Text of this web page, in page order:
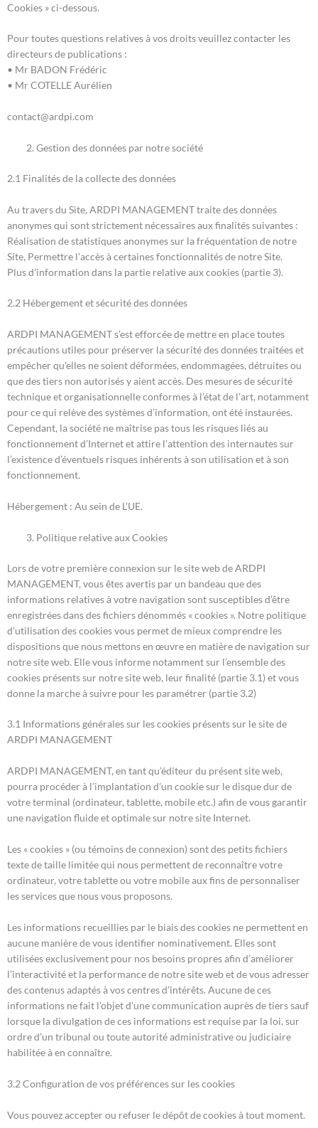
Cookies » ci-dessous.
Pour toutes questions relatives à vos droits veuillez contacter les
directeurs de publications :
• Mr BADON Frédéric
• Mr COTELLE Aurélien
contact@ardpi.com
Gestion des données par notre société
2.1 Finalités de la collecte des données
Au travers du Site, ARDPI MANAGEMENT traite des données
anonymes qui sont strictement nécessaires aux finalités suivantes :
Réalisation de statistiques anonymes sur la fréquentation de notre
Site, Permettre l’accès à certaines fonctionnalités de notre Site.
Plus d’information dans la partie relative aux cookies (partie 3).
2.2 Hébergement et sécurité des données
ARDPI MANAGEMENT s’est efforcée de mettre en place toutes
précautions utiles pour préserver la sécurité des données traitées et
empêcher qu’elles ne soient déformées, endommagées, détruites ou
que des tiers non autorisés y aient accès. Des mesures de sécurité
technique et organisationnelle conformes à l’état de l’art, notamment
pour ce qui relève des systèmes d’information, ont été instaurées.
Cependant, la société ne maîtrise pas tous les risques liés au
fonctionnement d’Internet et attire l’attention des internautes sur
l’existence d’éventuels risques inhérents à son utilisation et à son
fonctionnement.
Hébergement : Au sein de L’UE.
Politique relative aux Cookies
Lors de votre première connexion sur le site web de ARDPI
MANAGEMENT, vous êtes avertis par un bandeau que des
informations relatives à votre navigation sont susceptibles d’être
enregistrées dans des fichiers dénommés « cookies ». Notre politique
d’utilisation des cookies vous permet de mieux comprendre les
dispositions que nous mettons en œuvre en matière de navigation sur
notre site web. Elle vous informe notamment sur l’ensemble des
cookies présents sur notre site web, leur finalité (partie 3.1) et vous
donne la marche à suivre pour les paramétrer (partie 3.2)
3.1 Informations générales sur les cookies présents sur le site de
ARDPI MANAGEMENT
ARDPI MANAGEMENT, en tant qu’éditeur du présent site web,
pourra procéder à l’implantation d’un cookie sur le disque dur de
votre terminal (ordinateur, tablette, mobile etc.) afin de vous garantir
une navigation fluide et optimale sur notre site Internet.
Les « cookies » (ou témoins de connexion) sont des petits fichiers
texte de taille limitée qui nous permettent de reconnaître votre
ordinateur, votre tablette ou votre mobile aux fins de personnaliser
les services que nous vous proposons.
Les informations recueillies par le biais des cookies ne permettent en
aucune manière de vous identifier nominativement. Elles sont
utilisées exclusivement pour nos besoins propres afin d’améliorer
l’interactivité et la performance de notre site web et de vous adresser
des contenus adaptés à vos centres d’intérêts. Aucune de ces
informations ne fait l’objet d’une communication auprès de tiers sauf
lorsque la divulgation de ces informations est requise par la loi, sur
ordre d’un tribunal ou toute autorité administrative ou judiciaire
habilitée à en connaître.
3.2 Configuration de vos préférences sur les cookies
Vous pouvez accepter ou refuser le dépôt de cookies à tout moment.